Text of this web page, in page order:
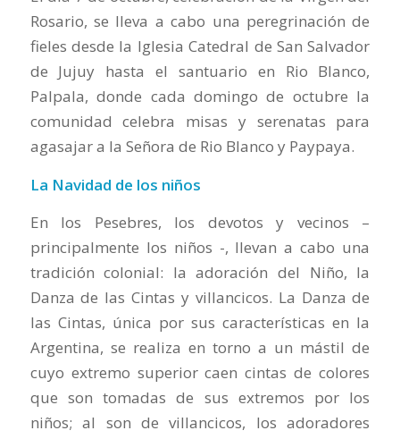
Rosario, se lleva a cabo una peregrinación de
fieles desde la Iglesia Catedral de San Salvador
de Jujuy hasta el santuario en Rio Blanco,
Palpala, donde cada domingo de octubre la
comunidad celebra misas y serenatas para
agasajar a la Señora de Rio Blanco y Paypaya.
La Navidad de los niños
En los Pesebres, los devotos y vecinos –
principalmente los niños -, llevan a cabo una
tradición colonial: la adoración del Niño, la
Danza de las Cintas y villancicos. La Danza de
las Cintas, única por sus características en la
Argentina, se realiza en torno a un mástil de
cuyo extremo superior caen cintas de colores
que son tomadas de sus extremos por los
niños; al son de villancicos, los adoradores